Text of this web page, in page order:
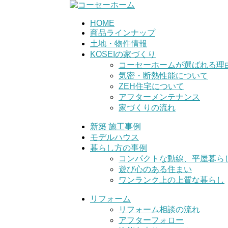
HOME
商品ラインナップ
土地・物件情報
KOSEIの家づくり
コーセーホームが選ばれる理
気密・断熱性能について
ZEH住宅について
アフターメンテナンス
家づくりの流れ
新築 施工事例
モデルハウス
暮らし方の事例
コンパクトな動線、平屋暮ら
遊び心のある住まい
ワンランク上の上質な暮らし
リフォーム
リフォーム相談の流れ
アフターフォロー